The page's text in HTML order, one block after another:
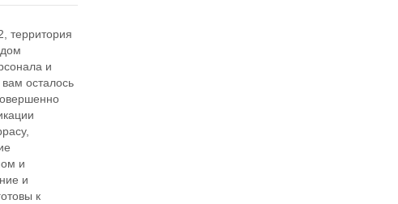
территория
и
осталось
и
и
к